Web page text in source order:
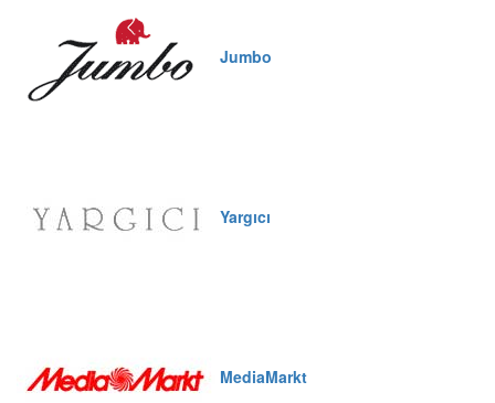
Jumbo
Yargıcı
MediaMarkt